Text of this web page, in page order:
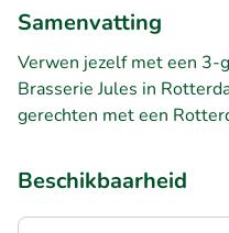
Samenvatting
Verwen jezelf met een 3-
Brasserie Jules in
gerechten met een
Beschikbaarheid